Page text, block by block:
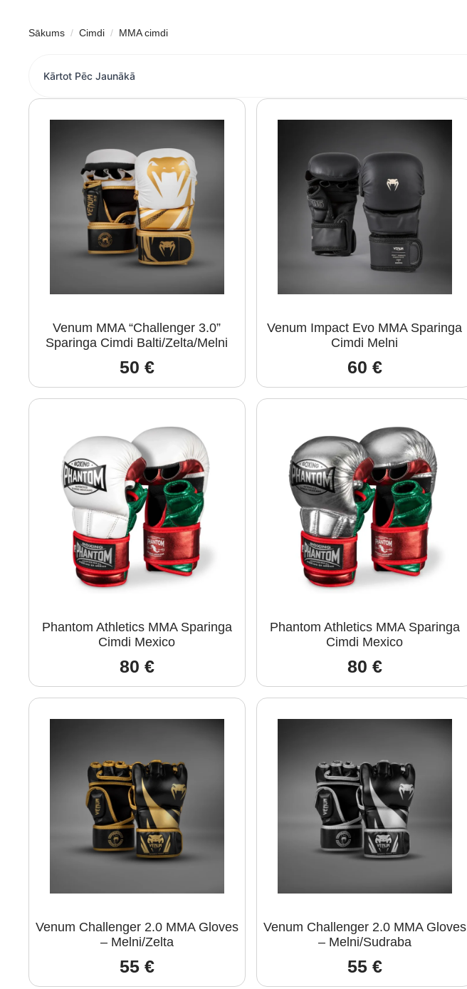
Sākums Cimdi MMA cimdi
Venum MMA “Challenger 3.0”
Sparinga Cimdi Balti/Zelta/Melni
50 €
Venum Impact Evo MMA Sparinga
Cimdi Melni
60 €
Phantom Athletics MMA Sparinga
Cimdi Mexico
80 €
Phantom Athletics MMA Sparinga
Cimdi Mexico
80 €
Venum Challenger 2.0 MMA Gloves
– Melni/Zelta
55 €
Venum Challenger 2.0 MMA Gloves
– Melni/Sudraba
55 €